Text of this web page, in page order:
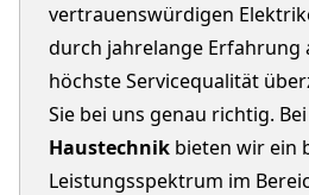
vertrauenswürdigen
durch jahrelange Erfahrung
höchste Servicequalität
Sie bei uns genau richtig. Bei
Haustechnik bieten wir ein
Leistungsspektrum im